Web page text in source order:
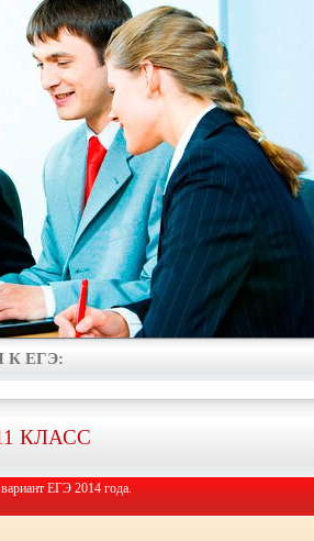
К ЕГЭ:
КЛАСС
ЕГЭ 2014 года.